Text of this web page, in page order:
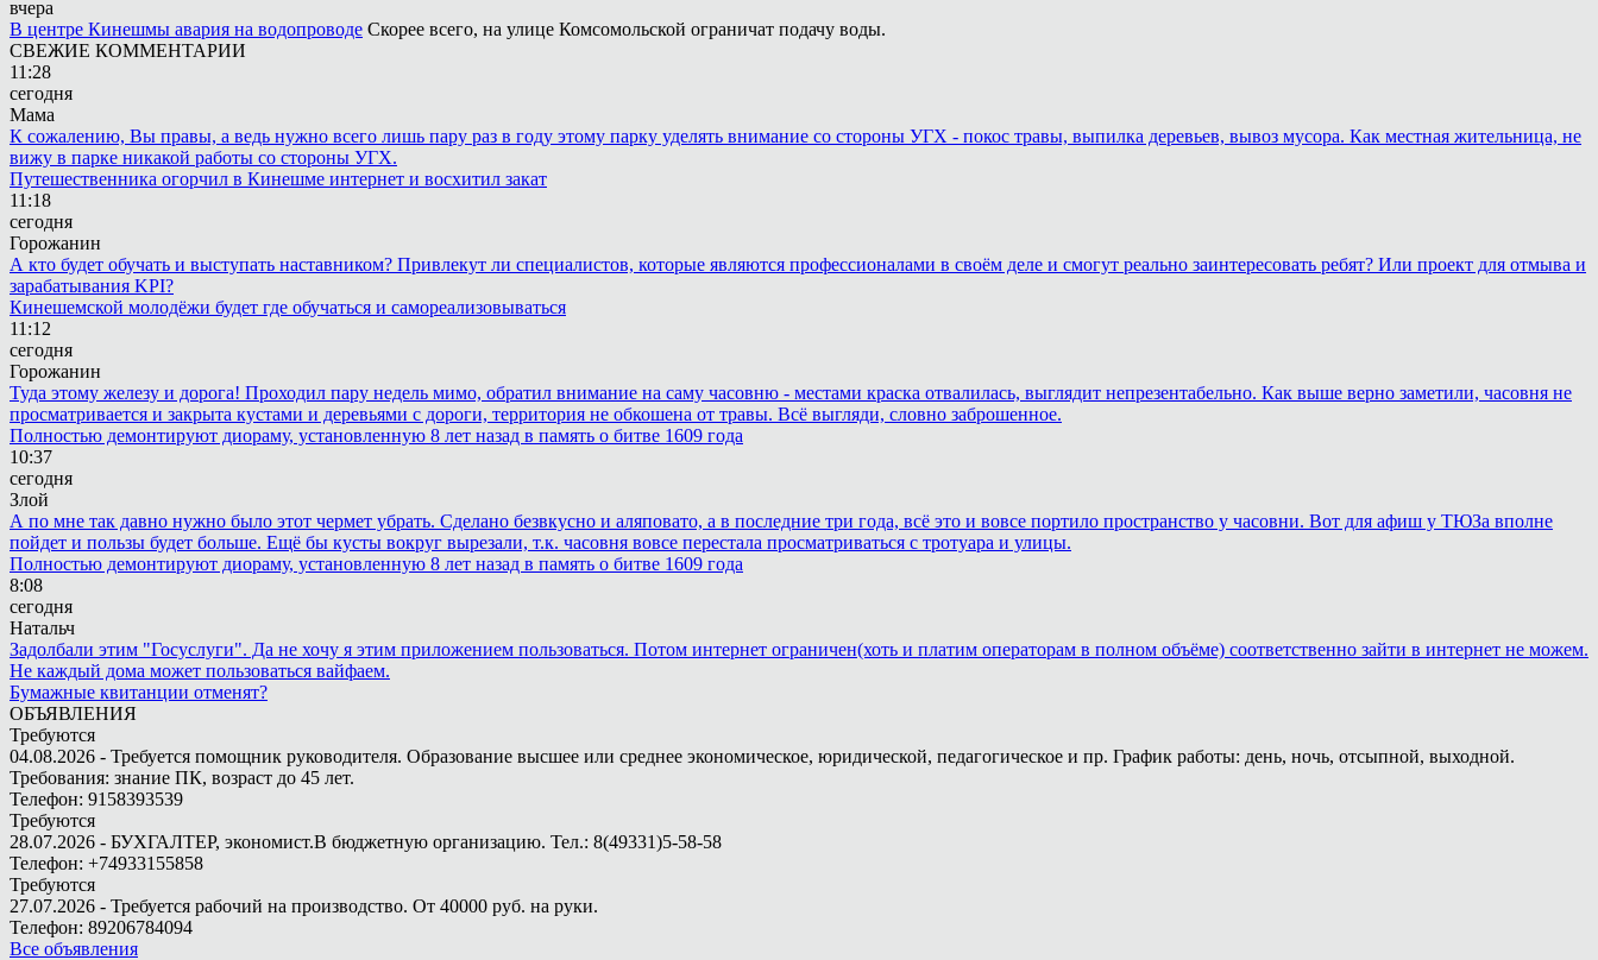
вчера
В центре Кинешмы авария на водопроводе Скорее всего, на улице Комсомольской ограничат подачу воды.
СВЕЖИЕ КОММЕНТАРИИ
11:28
сегодня
Мама
К сожалению, Вы правы, а ведь нужно всего лишь пару раз в году этому парку уделять внимание со стороны УГХ - покос травы, выпилка деревьев, вывоз мусора. Как местная жительница, не
вижу в парке никакой работы со стороны УГХ.
Путешественника огорчил в Кинешме интернет и восхитил закат
11:18
сегодня
Горожанин
А кто будет обучать и выступать наставником? Привлекут ли специалистов, которые являются профессионалами в своём деле и смогут реально заинтересовать ребят? Или проект для отмыва и
зарабатывания KPI?
Кинешемской молодёжи будет где обучаться и самореализовываться
11:12
сегодня
Горожанин
Туда этому железу и дорога! Проходил пару недель мимо, обратил внимание на саму часовню - местами краска отвалилась, выглядит непрезентабельно. Как выше верно заметили, часовня не
просматривается и закрыта кустами и деревьями с дороги, территория не обкошена от травы. Всё выгляди, словно заброшенное.
Полностью демонтируют диораму, установленную 8 лет назад в память о битве 1609 года
10:37
сегодня
Злой
А по мне так давно нужно было этот чермет убрать. Сделано безвкусно и аляповато, а в последние три года, всё это и вовсе портило пространство у часовни. Вот для афиш у ТЮЗа вполне
пойдет и пользы будет больше. Ещё бы кусты вокруг вырезали, т.к. часовня вовсе перестала просматриваться с тротуара и улицы.
Полностью демонтируют диораму, установленную 8 лет назад в память о битве 1609 года
8:08
сегодня
Натальч
Задолбали этим "Госуслуги". Да не хочу я этим приложением пользоваться. Потом интернет ограничен(хоть и платим операторам в полном объёме) соответственно зайти в интернет не можем.
Не каждый дома может пользоваться вайфаем.
Бумажные квитанции отменят?
ОБЪЯВЛЕНИЯ
Требуются
04.08.2026 - Требуется помощник руководителя. Образование высшее или среднее экономическое, юридической, педагогическое и пр. График работы: день, ночь, отсыпной, выходной.
Требования: знание ПК, возраст до 45 лет.
Телефон: 9158393539
Требуются
28.07.2026 - БУХГАЛТЕР, экономист.В бюджетную организацию. Тел.: 8(49331)5-58-58
Телефон: +74933155858
Требуются
27.07.2026 - Требуется рабочий на производство. От 40000 руб. на руки.
Телефон: 89206784094
Все объявления